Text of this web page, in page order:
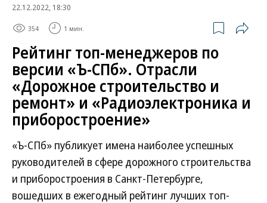
22.12.2022, 18:30
354 1 мин.
Рейтинг топ-менеджеров по
версии «Ъ-СПб». Отрасли
«Дорожное строительство и
ремонт» и «Радиоэлектроника и
приборостроение»
«Ъ-СПб» публикует имена наиболее успешных
руководителей в сфере дорожного строительства
и приборостроения в Санкт-Петербурге,
вошедших в ежегодный рейтинг лучших топ-